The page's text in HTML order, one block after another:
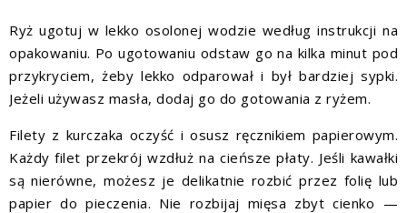
Ryż ugotuj w lekko osolonej wodzie według instrukcji na
opakowaniu. Po ugotowaniu odstaw go na kilka minut pod
przykryciem, żeby lekko odparował i był bardziej sypki.
Jeżeli używasz masła, dodaj go do gotowania z ryżem.
Filety z kurczaka oczyść i osusz ręcznikiem papierowym.
Każdy filet przekrój wzdłuż na cieńsze płaty. Jeśli kawałki
są nierówne, możesz je delikatnie rozbić przez folię lub
papier do pieczenia. Nie rozbijaj mięsa zbyt cienko —